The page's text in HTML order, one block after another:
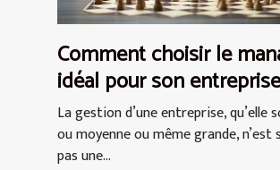
Comment choisir le
idéal pour son
La gestion d’une entreprise,
ou moyenne ou même grande, n’est
pas une...